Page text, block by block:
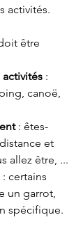
activités.
être
activités :
canoë,
: êtes-
et
allez être, ...
: certains
un garrot,
spécifique.